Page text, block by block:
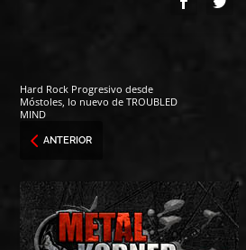
Hard Rock Progresivo desde
Móstoles, lo nuevo de TROUBLED
MIND
ANTERIOR